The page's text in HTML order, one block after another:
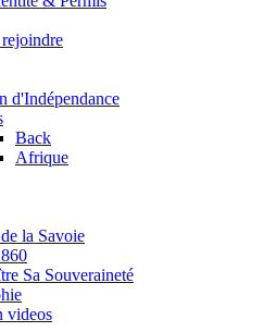
d'Indépendance
Back
Afrique
la Savoie
Sa Souveraineté
videos